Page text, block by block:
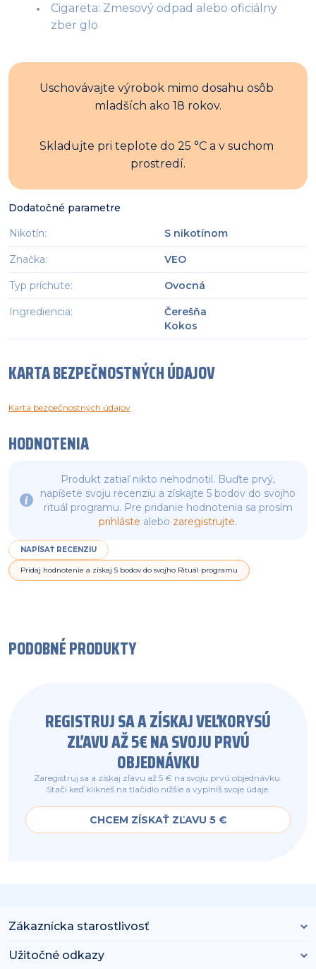
Cigareta: Zmesový odpad alebo oficiálny
zber glo
Uschovávajte výrobok mimo dosahu osôb
mladších ako 18 rokov.
Skladujte pri teplote do 25 °C a v suchom
prostredí.
Dodatočné parametre
Nikotín: S nikotínom
Značka: VEO
Typ príchute: Ovocná
Ingrediencia:
Čerešňa
Kokos
KARTA BEZPEČNOSTNÝCH ÚDAJOV
Karta bezpečnostných údajov
HODNOTENIA
Produkt zatiaľ nikto nehodnotil. Buďte prvý,
napíšete svoju recenziu a získajte 5 bodov do svojho
rituál programu. Pre pridanie hodnotenia sa prosím
prihláste alebo zaregistrujte.
NAPÍSAŤ RECENZIU
Pridaj hodnotenie a získaj 5 bodov do svojho Rituál programu
PODOBNÉ PRODUKTY
REGISTRUJ SA A ZÍSKAJ VEĽKORYSÚ
ZĽAVU AŽ 5€ NA SVOJU PRVÚ
OBJEDNÁVKU
Zaregistruj sa a získaj zľavu až 5 € na svoju prvú objednávku.
Stačí keď klikneš na tlačidlo nižšie a vyplníš svoje údaje.
CHCEM ZÍSKAŤ ZĽAVU 5 €
Zákaznícka starostlivosť
Užitočné odkazy